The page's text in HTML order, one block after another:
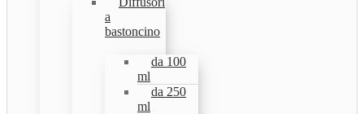
a
bastoncino
da 100
ml
da 250
ml